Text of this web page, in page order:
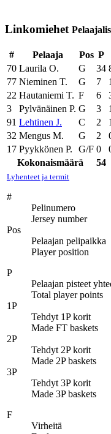
Linkomiehet
# Pelaaja Pos P
70 Laurila O. G 34
77 Nieminen T. G 7
22 Hautaniemi T. F 6
3
Pylvänäinen P. G 3
91 Lehtinen J. C 2
32 Mengus M. G 2
17 Pyykkönen P. G/F 0
Kokonaismäärä
54
Lyhenteet ja termit
#
Pelinumero
Jersey number
Pos
Pelaajan pelipaikka
Player position
P
Pelaajan pisteet
Total player points
1P
Tehdyt 1P korit
Made FT baskets
2P
Tehdyt 2P korit
Made 2P baskets
3P
Tehdyt 3P korit
Made 3P baskets
F
Virheitä